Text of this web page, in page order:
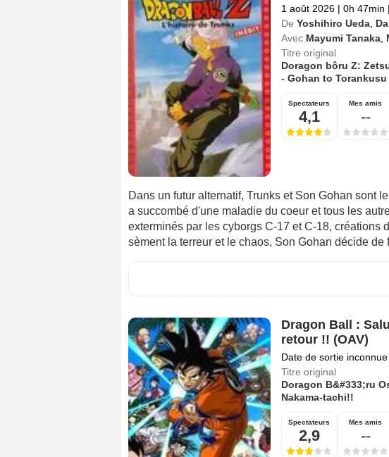
1 août 2026 | 0h 47min |
De Yoshihiro Ueda,
Avec Mayumi Tanaka,
Titre original
Doragon bôru Z:
- Gohan to Torankusu
Spectateurs
4,1
Mes amis
--
Dans un futur alternatif, Trunks et Son Gohan sont
a succombé d'une maladie du coeur et tous les
exterminés par les cyborgs C-17 et C-18, créations
sèment la terreur et le chaos, Son Gohan décide de
Dragon Ball :
retour !! (OAV)
Date de sortie inconnue
Titre original
Doragon B&#333;ru
Nakama-tachi!!
Spectateurs
2,9
Mes amis
--